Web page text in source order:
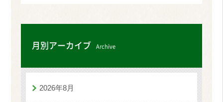
月別アーカイブ Archive
2026年8月